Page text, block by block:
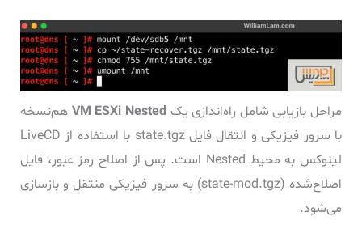
مراحل بازیابی شامل راه‌اندازی یک VM ESXi Nested هم‌نسخه
با سرور فیزیکی و انتقال فایل state.tgz با استفاده از LiveCD
لینوکس به محیط Nested است. پس از اصلاح رمز عبور، فایل
اصلاح‌شده (state-mod.tgz) به سرور فیزیکی منتقل و بازسازی
می‌شود.